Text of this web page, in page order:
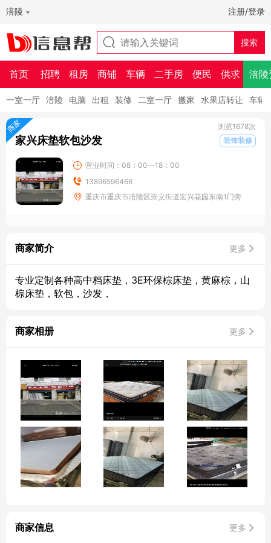
涪陵 注册/登录
首页 招聘 租房 商铺 车辆 二手房 便民 供求 涪陵
一室一厅 涪陵 电脑 出租 装修 二室一厅 搬家 水果店转让 车辆
商家 浏览1678次
家兴床垫软包沙发 装饰装修
营业时间：08：00—18：00
13896596466
重庆市重庆市涪陵区崇义街道宏兴花园东南1门旁
商家简介 更多
专业定制各种高中档床垫，3E环保棕床垫，黄麻棕，山
棕床垫，软包，沙发，
商家相册 更多
商家信息 更多